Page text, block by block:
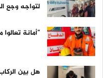
لتواجه وجع
"أمانة
هل بين